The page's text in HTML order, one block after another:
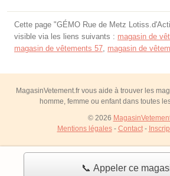
📞 Appeler ce
Cette page "GÉMO Rue de Metz
visible via les liens suivants : magasin de
magasin de vêtements 57, magasin de
MagasinVetement.fr vous aide à trouver les
homme, femme ou enfant dans toutes
© 2026
Mentions légales- Contact-